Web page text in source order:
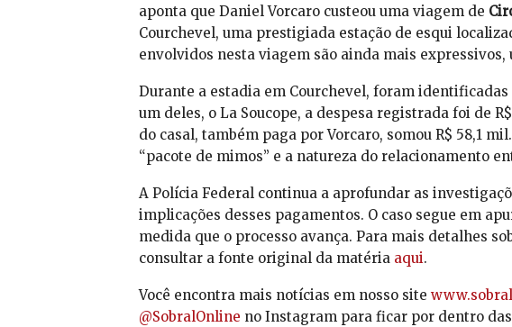
aponta que Daniel Vorcaro custeou uma viagem de
Courchevel, uma prestigiada estação de esqui
envolvidos nesta viagem são ainda mais expressivos,
Durante a estadia em Courchevel, foram
um deles, o La Soucope, a despesa registrada foi de
do casal, também paga por Vorcaro, somou R$ 58,1
“pacote de mimos” e a natureza do relacionamento
A Polícia Federal continua a aprofundar as
implicações desses pagamentos. O caso segue em
medida que o processo avança. Para mais detalhes
consultar a fonte original da matéria aqui.
Você encontra mais notícias em nosso site
@SobralOnline no Instagram para ficar por dentro